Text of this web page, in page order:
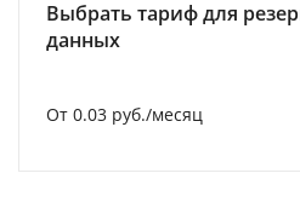
Выбрать тариф для
данных
От 0.03 руб./месяц